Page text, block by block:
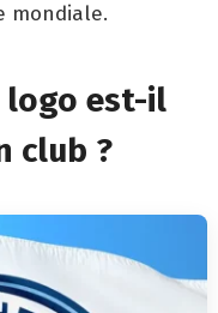
mondiale.
logo est-il
club ?